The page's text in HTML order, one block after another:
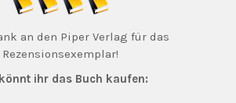
an den Piper Verlag für das
Rezensionsexemplar!
ihr das Buch kaufen: